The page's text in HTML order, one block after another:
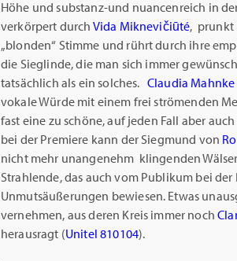
Höhe und substanz-und nuancenreich in
verkörpert durch Vida Miknevičiūté, prunkt
„blonden“ Stimme und rührt durch ihre
die Sieglinde, die man sich immer
tatsächlich als ein solches. Claudia Mahnke
vokale Würde mit einem frei strömenden
fast eine zu schöne, auf jeden Fall aber
bei der Premiere kann der Siegmund von
nicht mehr unangenehm klingenden
Strahlende, das auch vom Publikum bei
Unmutsäußerungen bewiesen. Etwas
vernehmen, aus deren Kreis immer noch
herausragt (Unitel 810104).